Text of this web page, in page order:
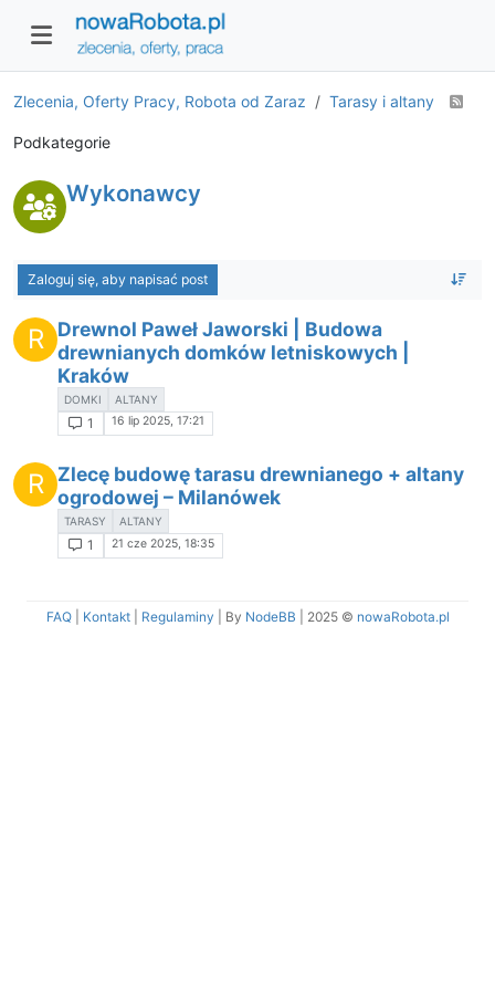
Zlecenia, Oferty Pracy, Robota od Zaraz Tarasy i altany
Podkategorie
Wykonawcy
Zaloguj się, aby napisać post
R
Drewnol Paweł Jaworski | Budowa
drewnianych domków letniskowych |
Kraków
DOMKI ALTANY
1 16 lip 2025, 17:21
R
Zlecę budowę tarasu drewnianego + altany
ogrodowej – Milanówek
TARASY ALTANY
1 21 cze 2025, 18:35
FAQ| Kontakt| Regulaminy | By NodeBB 2025 © nowaRobota.pl